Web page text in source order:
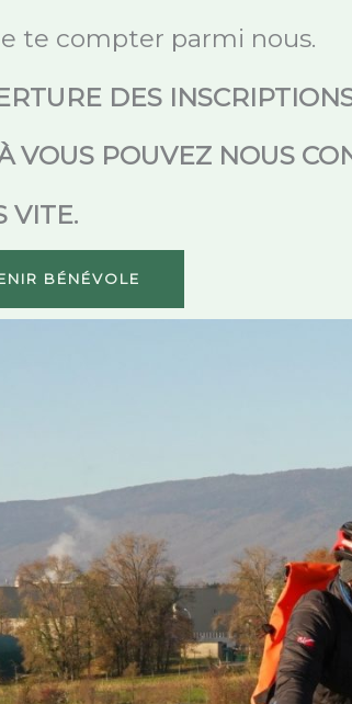
te compter parmi nous.
DES
VOUS POUVEZ NOUS
VITE.
BÉNÉVOLE